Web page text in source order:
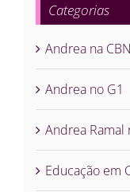
Categorias
Andrea na CBN
Andrea no G1
Andrea Ramal
Educação em